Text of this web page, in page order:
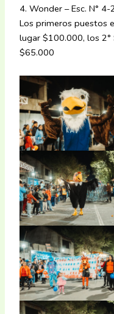
4. Wonder – Esc. N°
Los primeros puestos
lugar $100.000, los
$65.000